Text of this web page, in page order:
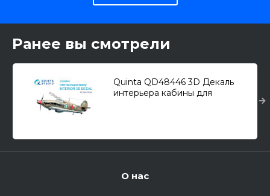
Ранее вы смотрели
Quinta QD48446 3D Декаль
интерьера кабины для
О нас